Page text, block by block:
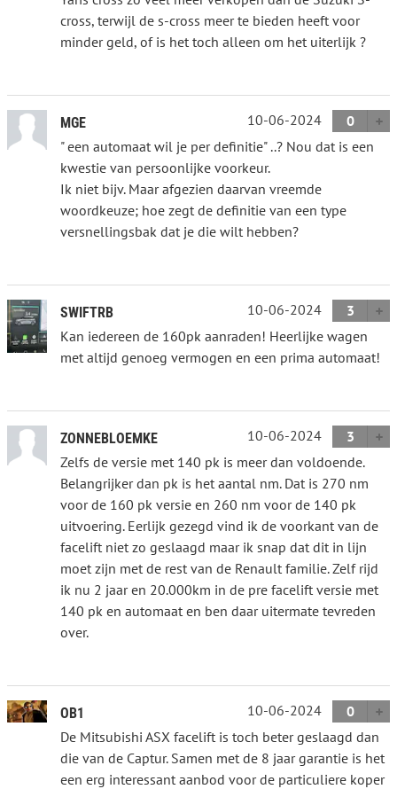
cross, terwijl de s-cross meer te bieden heeft voor
minder geld, of is het toch alleen om het uiterlijk ?
MGE 10-06-2024
0
" een automaat wil je per definitie" ..? Nou dat is een
kwestie van persoonlijke voorkeur.
Ik niet bijv. Maar afgezien daarvan vreemde
woordkeuze; hoe zegt de definitie van een type
versnellingsbak dat je die wilt hebben?
SWIFTRB 10-06-2024
3
Kan iedereen de 160pk aanraden! Heerlijke wagen
met altijd genoeg vermogen en een prima automaat!
ZONNEBLOEMKE 10-06-2024
3
Zelfs de versie met 140 pk is meer dan voldoende.
Belangrijker dan pk is het aantal nm. Dat is 270 nm
voor de 160 pk versie en 260 nm voor de 140 pk
uitvoering. Eerlijk gezegd vind ik de voorkant van de
facelift niet zo geslaagd maar ik snap dat dit in lijn
moet zijn met de rest van de Renault familie. Zelf rijd
ik nu 2 jaar en 20.000km in de pre facelift versie met
140 pk en automaat en ben daar uitermate tevreden
over.
OB1 10-06-2024
0
De Mitsubishi ASX facelift is toch beter geslaagd dan
die van de Captur. Samen met de 8 jaar garantie is het
een erg interessant aanbod voor de particuliere koper